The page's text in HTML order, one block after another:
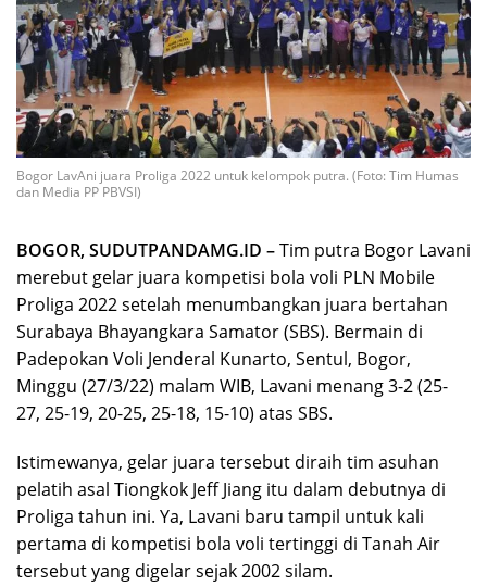
Bogor LavAni juara Proliga 2022 untuk kelompok putra. (Foto: Tim Humas
dan Media PP PBVSI)
BOGOR, SUDUTPANDAMG.ID –Tim putra Bogor Lavani
merebut gelar juara kompetisi bola voli PLN Mobile
Proliga 2022 setelah menumbangkan juara bertahan
Surabaya Bhayangkara Samator (SBS). Bermain di
Padepokan Voli Jenderal Kunarto, Sentul, Bogor,
Minggu (27/3/22) malam WIB, Lavani menang 3-2 (25-
27, 25-19, 20-25, 25-18, 15-10) atas SBS.
Istimewanya, gelar juara tersebut diraih tim asuhan
pelatih asal Tiongkok Jeff Jiang itu dalam debutnya di
Proliga tahun ini. Ya, Lavani baru tampil untuk kali
pertama di kompetisi bola voli tertinggi di Tanah Air
tersebut yang digelar sejak 2002 silam.